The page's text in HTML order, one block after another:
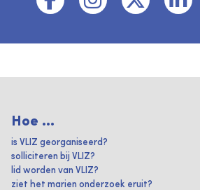
Hoe ...
is VLIZ georganiseerd?
solliciteren bij VLIZ?
lid worden van VLIZ?
ziet het marien onderzoek eruit?